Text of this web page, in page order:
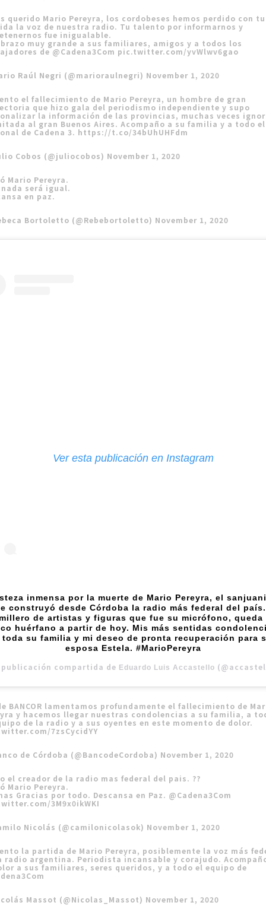
querido Mario Pereyra, los cordobeses hemos perdido con tu
la voz de nuestra radio. Tu talento por informarnos y
fue inigualable.
muy grande a sus familiares, amigos y a todos los
de@Cadena3Com pic.twitter.com/yvWlwv6gao
Raúl Negri (@marioraulnegri) November 1, 2020
el fallecimiento de Mario Pereyra, un hombre de gran
que hizo gala del periodismo independiente y supo
la información de las provincias, muchas veces
al gran Buenos Aires. Acompaño a su familia y a todo el
de Cadena 3. https://t.co/34bUhUHFdm
Cobos (@juliocobos) November 1, 2020
Mario Pereyra.
nada será igual.
en paz.
Bortoletto (@Rebebortoletto) November 1, 2020
Ver esta publicación en Instagram
inmensa por la muerte de Mario Pereyra, el
construyó desde Córdoba la radio más federal del
de artistas y figuras que fue su micrófono, queda
huérfano a partir de hoy. Mis más sentidas
toda su familia y mi deseo de pronta recuperación para
esposa Estela. #MarioPereyra
publicación compartida de Eduardo Luis Accastello
BANCOR lamentamos profundamente el fallecimiento de
y hacemos llegar nuestras condolencias a su familia, a
de la radio y a sus oyentes en este momento de dolor.
7zsCycidYY
de Córdoba (@BancodeCordoba) November 1, 2020
el creador de la radio mas federal del pais. ??
Mario Pereyra.
Gracias por todo. Descansa en Paz. @Cadena3Com
3M9x0ikWKI
Nicolás (@camilonicolasok) November 1, 2020
la partida de Mario Pereyra, posiblemente la voz más
radio argentina. Periodista incansable y corajudo.
a sus familiares, seres queridos, y a todo el equipo de
Massot (@Nicolas_Massot) November 1, 2020